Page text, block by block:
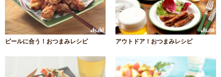
ビールに合う！おつまみレシピ アウトドア！おつまみレシピ